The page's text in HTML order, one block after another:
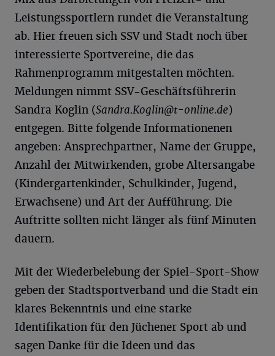
Leistungssportlern rundet die Veranstaltung
ab. Hier freuen sich SSV und Stadt noch über
interessierte Sportvereine, die das
Rahmenprogramm mitgestalten möchten.
Meldungen nimmt SSV-Geschäftsführerin
Sandra Koglin (Sandra.Koglin@t-online.de)
entgegen. Bitte folgende Informationenen
angeben: Ansprechpartner, Name der Gruppe,
Anzahl der Mitwirkenden, grobe Altersangabe
(Kindergartenkinder, Schulkinder, Jugend,
Erwachsene) und Art der Aufführung. Die
Auftritte sollten nicht länger als fünf Minuten
dauern.
Mit der Wiederbelebung der Spiel-Sport-Show
geben der Stadtsportverband und die Stadt ein
klares Bekenntnis und eine starke
Identifikation für den Jüchener Sport ab und
sagen Danke für die Ideen und das